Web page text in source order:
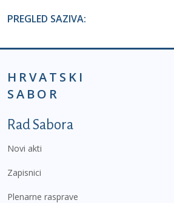
PREGLED SAZIVA:
HRVATSKI
SABOR
Podnožje prvi izbornik
Rad Sabora
Novi akti
Zapisnici
Plenarne rasprave